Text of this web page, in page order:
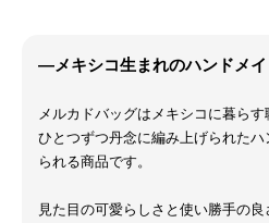
―メキシコ生まれのハンドメ
メルカドバッグはメキシコに暮ら
ひとつずつ丹念に編み上げられた
られる商品です。
見た目の可愛らしさと使い勝手の